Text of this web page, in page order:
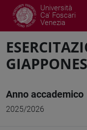
Università
Ca' Foscari
Venezia
Anno accademico
2025/2026